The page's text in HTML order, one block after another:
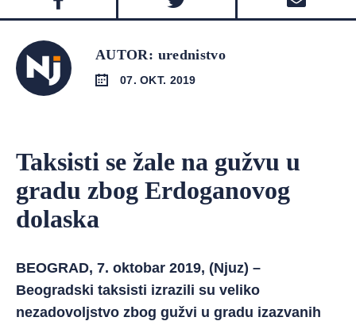
AUTOR: urednistvo
07. OKT. 2019
Taksisti se žale na gužvu u
gradu zbog Erdoganovog
dolaska
BEOGRAD, 7. oktobar 2019, (Njuz) –
Beogradski taksisti izrazili su veliko
nezadovoljstvo zbog gužvi u gradu izazvanih